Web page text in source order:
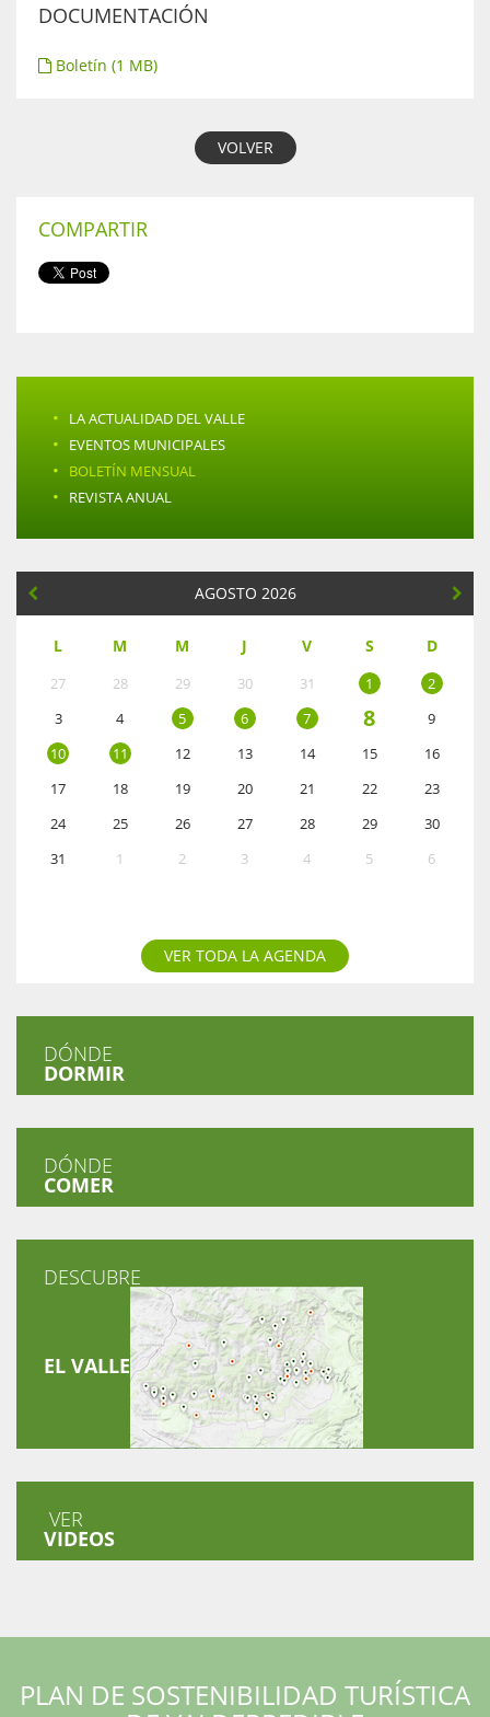
DOCUMENTACIÓN
Boletín (1 MB)
VOLVER
COMPARTIR
· LA ACTUALIDAD DEL VALLE
· EVENTOS MUNICIPALES
· BOLETÍN MENSUAL
· REVISTA ANUAL
AGOSTO 2026
L M M J V S D
27 28 29 30 31 1
2
3
4 5 6 7 8
9
10
11 12 13 14 15
16
17
18 19 20 21 22
23
24
25 26 27 28 29
30
31
1 2 3 4 5 6
VER TODA LA AGENDA
DÓNDE
DORMIR
DÓNDE
COMER
DESCUBRE
EL VALLE
VER
VIDEOS
PLAN DE SOSTENIBILIDAD TURÍSTICA